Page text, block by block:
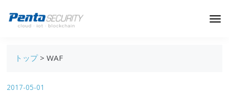
データ保護
トップ> WAF
2017-05-01